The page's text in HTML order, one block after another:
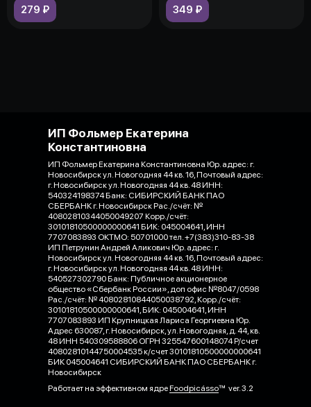
279 ₽ 349 ₽
ИП Фольмер Екатерина
Константиновна
ИП Фольмер Екатерина Константиновна Юр. адрес: г.
Новосибирск ул. Новогодняя 44 кв. 16, Почтовый адрес:
г. Новосибирск ул. Новогодняя 44 кв. 48 ИНН:
540324198374 Банк: СИБИРСКИЙ БАНК ПАО
СБЕРБАНК г. Новосибирск Рас./счёт: №
40802810344050049207 Корр./счёт:
30101810500000000641 БИК: 045004641, ИНН
7707083893 ОКТМО: 50701000 тел. +7(383)310-83-38
ИП Петрунин Андрей Аликович Юр. адрес: г.
Новосибирск ул. Новогодняя 44 кв. 16, Почтовый адрес:
г. Новосибирск ул. Новогодняя 44 кв. 48 ИНН:
540527302790 Банк: Публичное акционерное
общество «Сбербанк России», доп офис №8047/0598
Рас./счёт: № 40802810844050038792, Корр./счёт:
30101810500000000641, БИК: 045004641, ИНН
7707083893 ИП Крупницкая Лариса Георгиевна Юр.
Адрес 630087, г. Новосибирск, ул. Новогодняя, д. 44, кв.
48 ИНН 540309588806 ОГРН 325547600148074 Р/счет
40802810144750004535 к/счет 30101810500000000641
БИК 045004641 СИБИРСКИЙ БАНК ПАО СБЕРБАНК г.
Новосибирск
Работает на эффективном ядреFoodpicássover. 3.2